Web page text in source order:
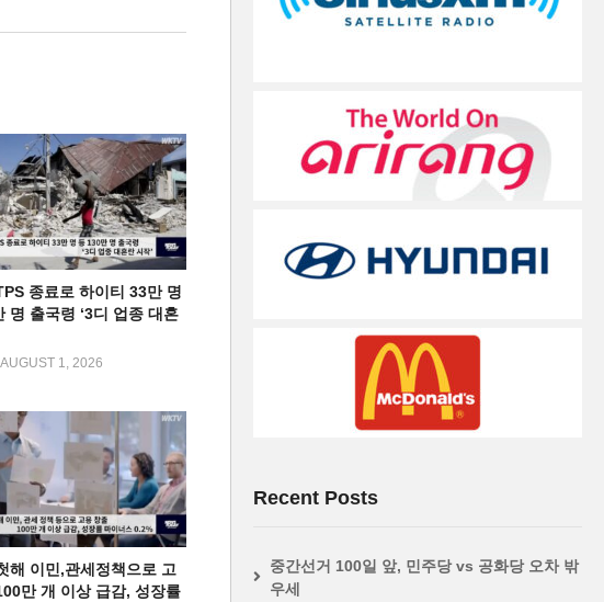
종료로 하이티 33만 명
명 출국령 ‘3디 업종 대혼
AUGUST 1, 2026
해 이민,관세정책으로 고
만 개 이상 급감, 성장률
Recent Posts
중간선거 100일 앞, 민주당 vs 공화당 오차 밖
우세